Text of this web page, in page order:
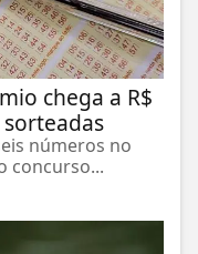
chega a R$
números no
concurso...